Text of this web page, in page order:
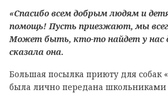
«Спасибо всем добрым людям и
помощь! Пусть приезжают, мы
Может быть, кто-то найдет у нас
сказала она.
Большая посылка приюту для собак
была лично передана школьниками